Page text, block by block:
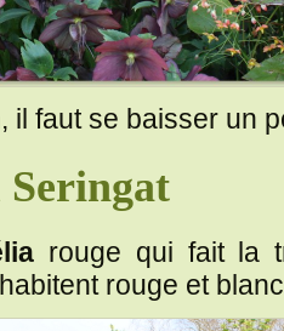
il faut se baisser un
rouge qui fait la
rouge et